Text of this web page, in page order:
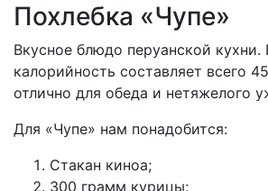
Похлебка «Чупе»
Вкусное блюдо перуанской кухни.
калорийность составляет всего
отлично для обеда и нетяжелого
Для «Чупе» нам понадобится:
Стакан киноа;
300 грамм курицы;